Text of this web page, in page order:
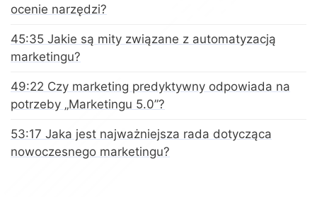
ocenie narzędzi?
45:35 Jakie są mity związane z automatyzacją
marketingu?
49:22 Czy marketing predyktywny odpowiada na
potrzeby „Marketingu 5.0”?
53:17 Jaka jest najważniejsza rada dotycząca
nowoczesnego marketingu?